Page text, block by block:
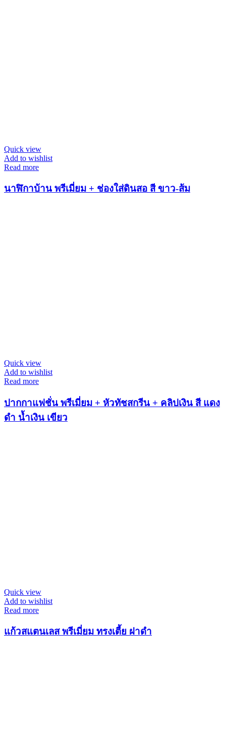
Quick view
Add to wishlist
Read more
นาฬิกาบ้าน พรีเมี่ยม + ช่องใส่ดินสอ สี ขาว-ส้ม
Quick view
Add to wishlist
Read more
ปากกาแฟชั่น พรีเมี่ยม + หัวทัชสกรีน + คลิปเงิน สี แดง
ดำ น้ำเงิน เขียว
Quick view
Add to wishlist
Read more
แก้วสแตนเลส พรีเมี่ยม ทรงเตี้ย ฝาดำ